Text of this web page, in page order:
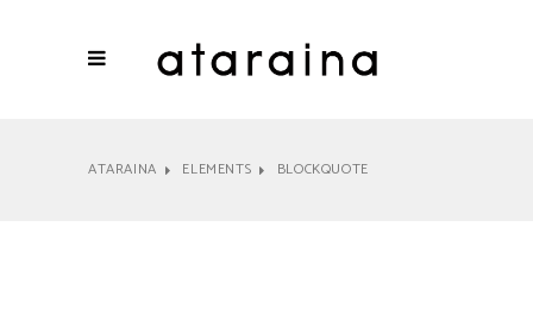
ATARAINA ELEMENTS BLOCKQUOTE